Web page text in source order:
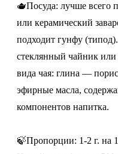
🫖Посуда: лучше всего
или керамический
подходит гунфу
стеклянный чайник или
вида чая: глина —
эфирные масла,
компонентов напитка.
🍃Пропорции: 1-2 г. на